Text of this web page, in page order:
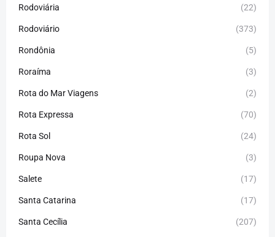
Rodoviária (22)
Rodoviário (373)
Rondônia (5)
Roraíma (3)
Rota do Mar Viagens (2)
Rota Expressa (70)
Rota Sol (24)
Roupa Nova (3)
Salete (17)
Santa Catarina (17)
Santa Cecília (207)